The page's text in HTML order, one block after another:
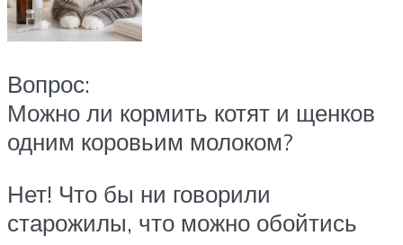
Вопрос:
Можно ли кормить котят и щенков
одним коровьим молоком?
Нет! Что бы ни говорили
старожилы, что можно обойтись